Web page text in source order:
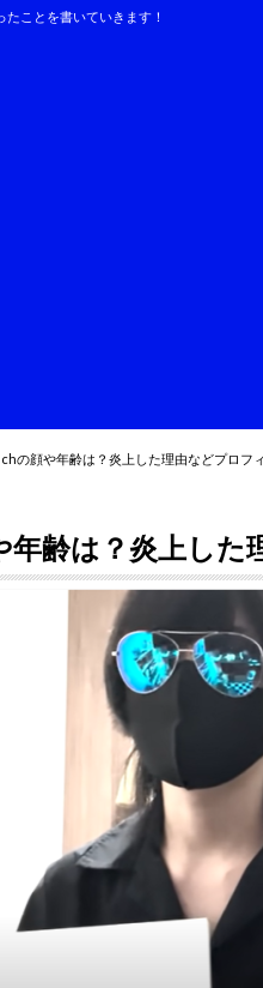
ことを書いていきます！
の顔や年齢は？炎上した理由などプロフ
年齢は？炎上した